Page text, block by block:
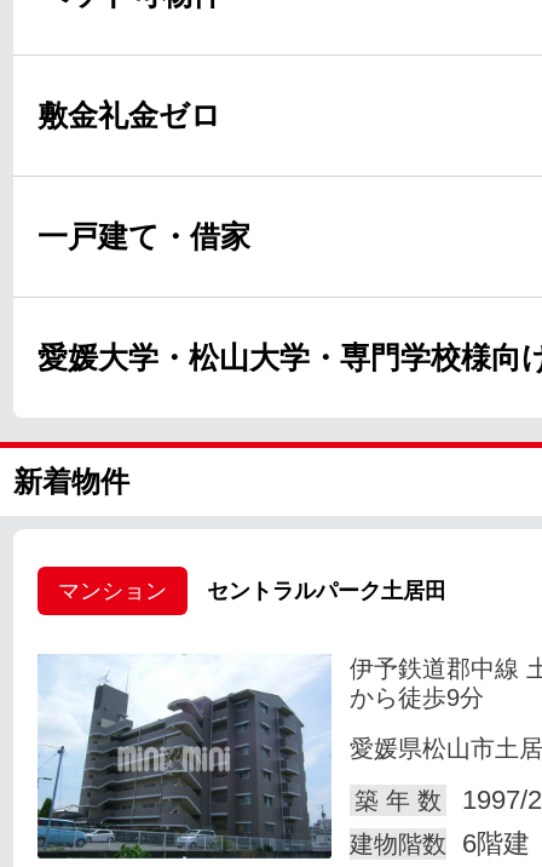
敷金礼金ゼロ
一戸建て・借家
愛媛大学・松山大学・専門学校様向
新着物件
マンション セントラルパーク土居田
伊予鉄道郡中線
から徒歩9分
愛媛県松山市土
築 年 数
1997/
建物階数 6階建